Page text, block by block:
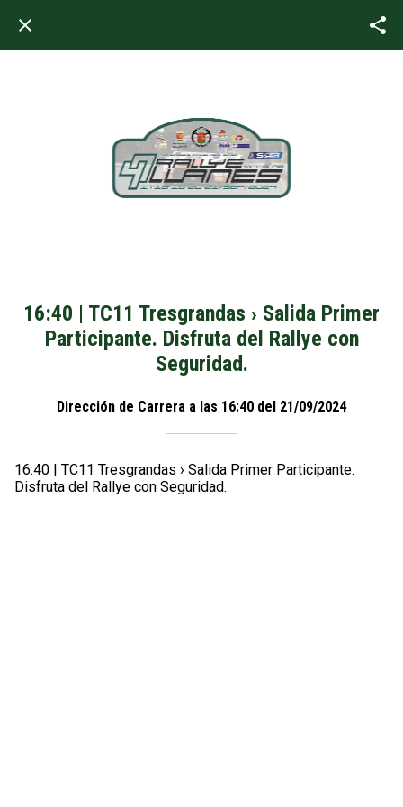
16:40 | TC11 Tresgrandas › Salida Primer
Participante. Disfruta del Rallye con
Seguridad.
Dirección de Carrera a las 16:40 del 21/09/2024
16:40 | TC11 Tresgrandas › Salida Primer Participante.
Disfruta del Rallye con Seguridad.